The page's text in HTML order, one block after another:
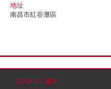
COOKIES 通知
地址
南昌市紅谷灘區
© 2026 嘉里建設有限公司 (於百慕達註